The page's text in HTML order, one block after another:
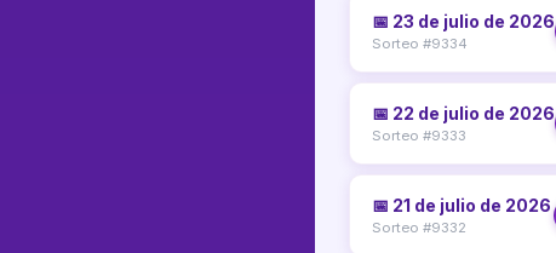
📅 23 de julio de 2026
Sorteo #9334
📅 22 de julio de 2026
Sorteo #9333
📅 21 de julio de 2026
Sorteo #9332